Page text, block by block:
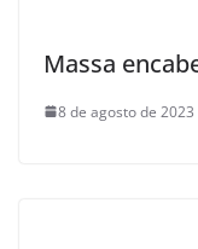
Massa
8 de agosto de 2023